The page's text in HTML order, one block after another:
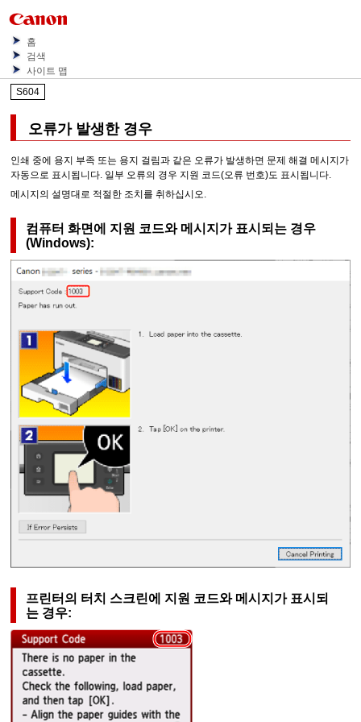
홈
검색
사이트 맵
S604
오류가 발생한 경우
인쇄 중에 용지 부족 또는 용지 걸림과 같은 오류가 발생하면 문제 해결 메시지가
자동으로 표시됩니다. 일부 오류의 경우 지원 코드(오류 번호)도 표시됩니다.
메시지의 설명대로 적절한 조치를 취하십시오.
컴퓨터 화면에 지원 코드와 메시지가 표시되는 경우
(Windows):
프린터 의 터치 스크린에 지원 코드와 메시지가 표시되
는 경우: